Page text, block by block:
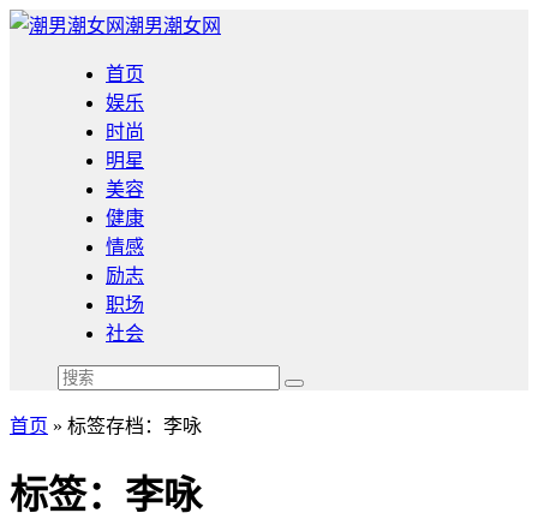
潮男潮女网
首页
娱乐
时尚
明星
美容
健康
情感
励志
职场
社会
首页 » 标签存档：李咏
标签：李咏